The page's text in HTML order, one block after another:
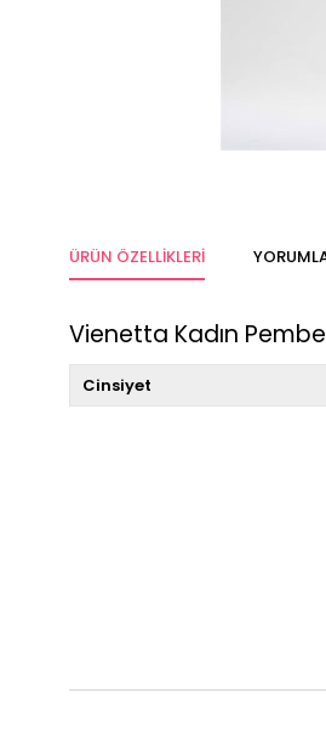
ÜRÜN ÖZELLIKLERI
Vienetta Kadın Pembe
Cinsiyet